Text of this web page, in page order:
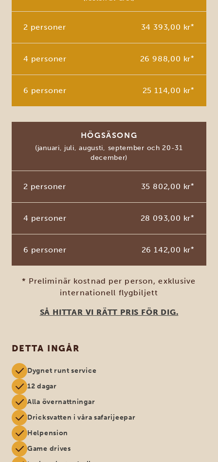
2 personer 34 393,00 kr*
4 personer 26 988,00 kr*
6 personer 25 114,00 kr*
HÖGSÄSONG
(januari, juli, augusti, september och 20-31
december)
2 personer 35 802,00 kr*
4 personer 28 093,00 kr*
6 personer 26 142,00 kr*
* Preliminär kostnad per person, exklusive
internationell flygbiljett
SÅ HITTAR VI RÄTT PRIS FÖR DIG.
DETTA INGÅR
Dygnet runt service
12 dagar
Alla övernattningar
Dricksvatten i våra safarijeepar
Helpension
Game drives